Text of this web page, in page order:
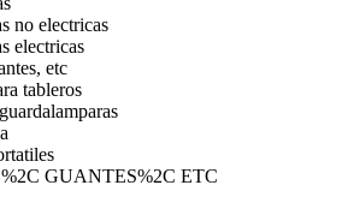
no electricas
electricas
etc
tableros
GUANTES%2C ETC